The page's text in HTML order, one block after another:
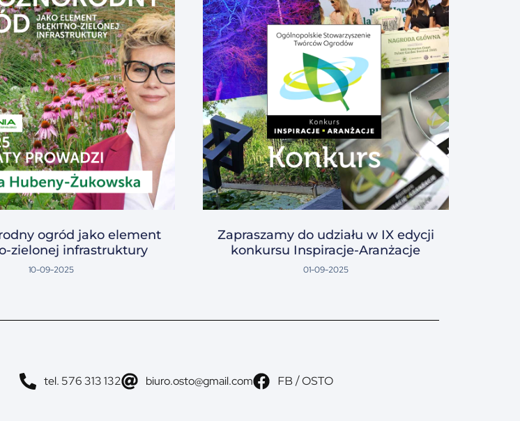
ogród jako element
zielonej infrastruktury
10-09-2025
Zapraszamy do udziału w IX edycji
konkursu Inspiracje-Aranżacje
01-09-2025
tel. 576 313 132 biuro.osto@gmail.com FB / OSTO